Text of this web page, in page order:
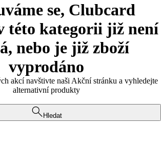
se, Clubcard
této kategorii již není
nebo je již zboží
vyprodáno
akcí navštivte naši Akční stránku a vyhledejte
alternativní produkty
Hledat